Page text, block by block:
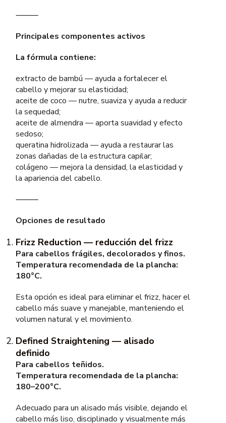
⸻
Principales componentes activos
La fórmula contiene:
extracto de bambú — ayuda a fortalecer el
cabello y mejorar su elasticidad;
aceite de coco — nutre, suaviza y ayuda a reducir
la sequedad;
aceite de almendra — aporta suavidad y efecto
sedoso;
queratina hidrolizada — ayuda a restaurar las
zonas dañadas de la estructura capilar;
colágeno — mejora la densidad, la elasticidad y
la apariencia del cabello.
⸻
Opciones de resultado
Frizz Reduction — reducción del frizz
Para cabellos frágiles, decolorados y finos.
Temperatura recomendada de la plancha:
180°C.
Esta opción es ideal para eliminar el frizz, hacer el
cabello más suave y manejable, manteniendo el
volumen natural y el movimiento.
Defined Straightening — alisado
definido
Para cabellos teñidos.
Temperatura recomendada de la plancha:
180–200°C.
Adecuado para un alisado más visible, dejando el
cabello más liso, disciplinado y visualmente más